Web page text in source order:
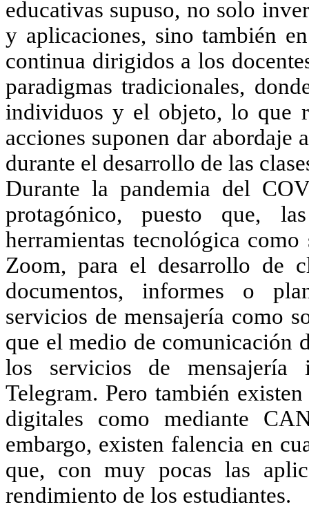
educativas supuso, no solo
y aplicaciones, sino también
continua dirigidos a los
paradigmas tradicionales,
individuos y el objeto, lo que
acciones suponen dar abordaje
durante el desarrollo de las
Durante la pandemia del
protagónico, puesto que,
herramientas tecnológica
Zoom, para el desarrollo de
documentos, informes o
servicios de mensajería como
que el medio de comunicación
los servicios de mensajería
Telegram. Pero también
digitales como mediante
embargo, existen falencia en
que, con muy pocas las
rendimiento de los estudiantes.